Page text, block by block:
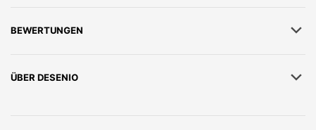
BEWERTUNGEN
ÜBER DESENIO